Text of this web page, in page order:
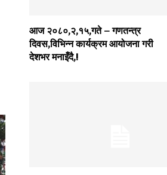
आज २०८०,२,१५,गते – गणतन्त्र
दिवस,विभिन्न कार्यक्रम आयोजना गरी
देशभर मनाइँदै,!